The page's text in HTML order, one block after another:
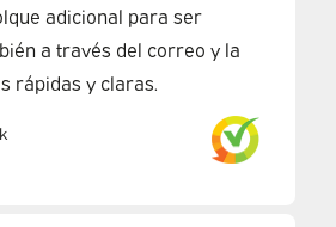
adicional para ser
a través del correo y la
rápidas y claras.